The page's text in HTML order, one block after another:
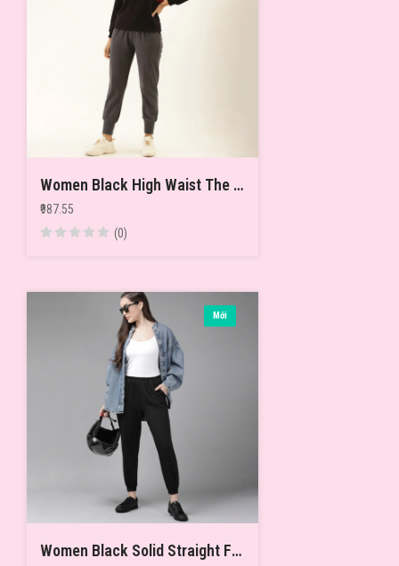
Women Black High Waist The Ultimate Flare Pants
₹987.55
(0)
Mới
Women Black Solid Straight Fit Cropped Joggers